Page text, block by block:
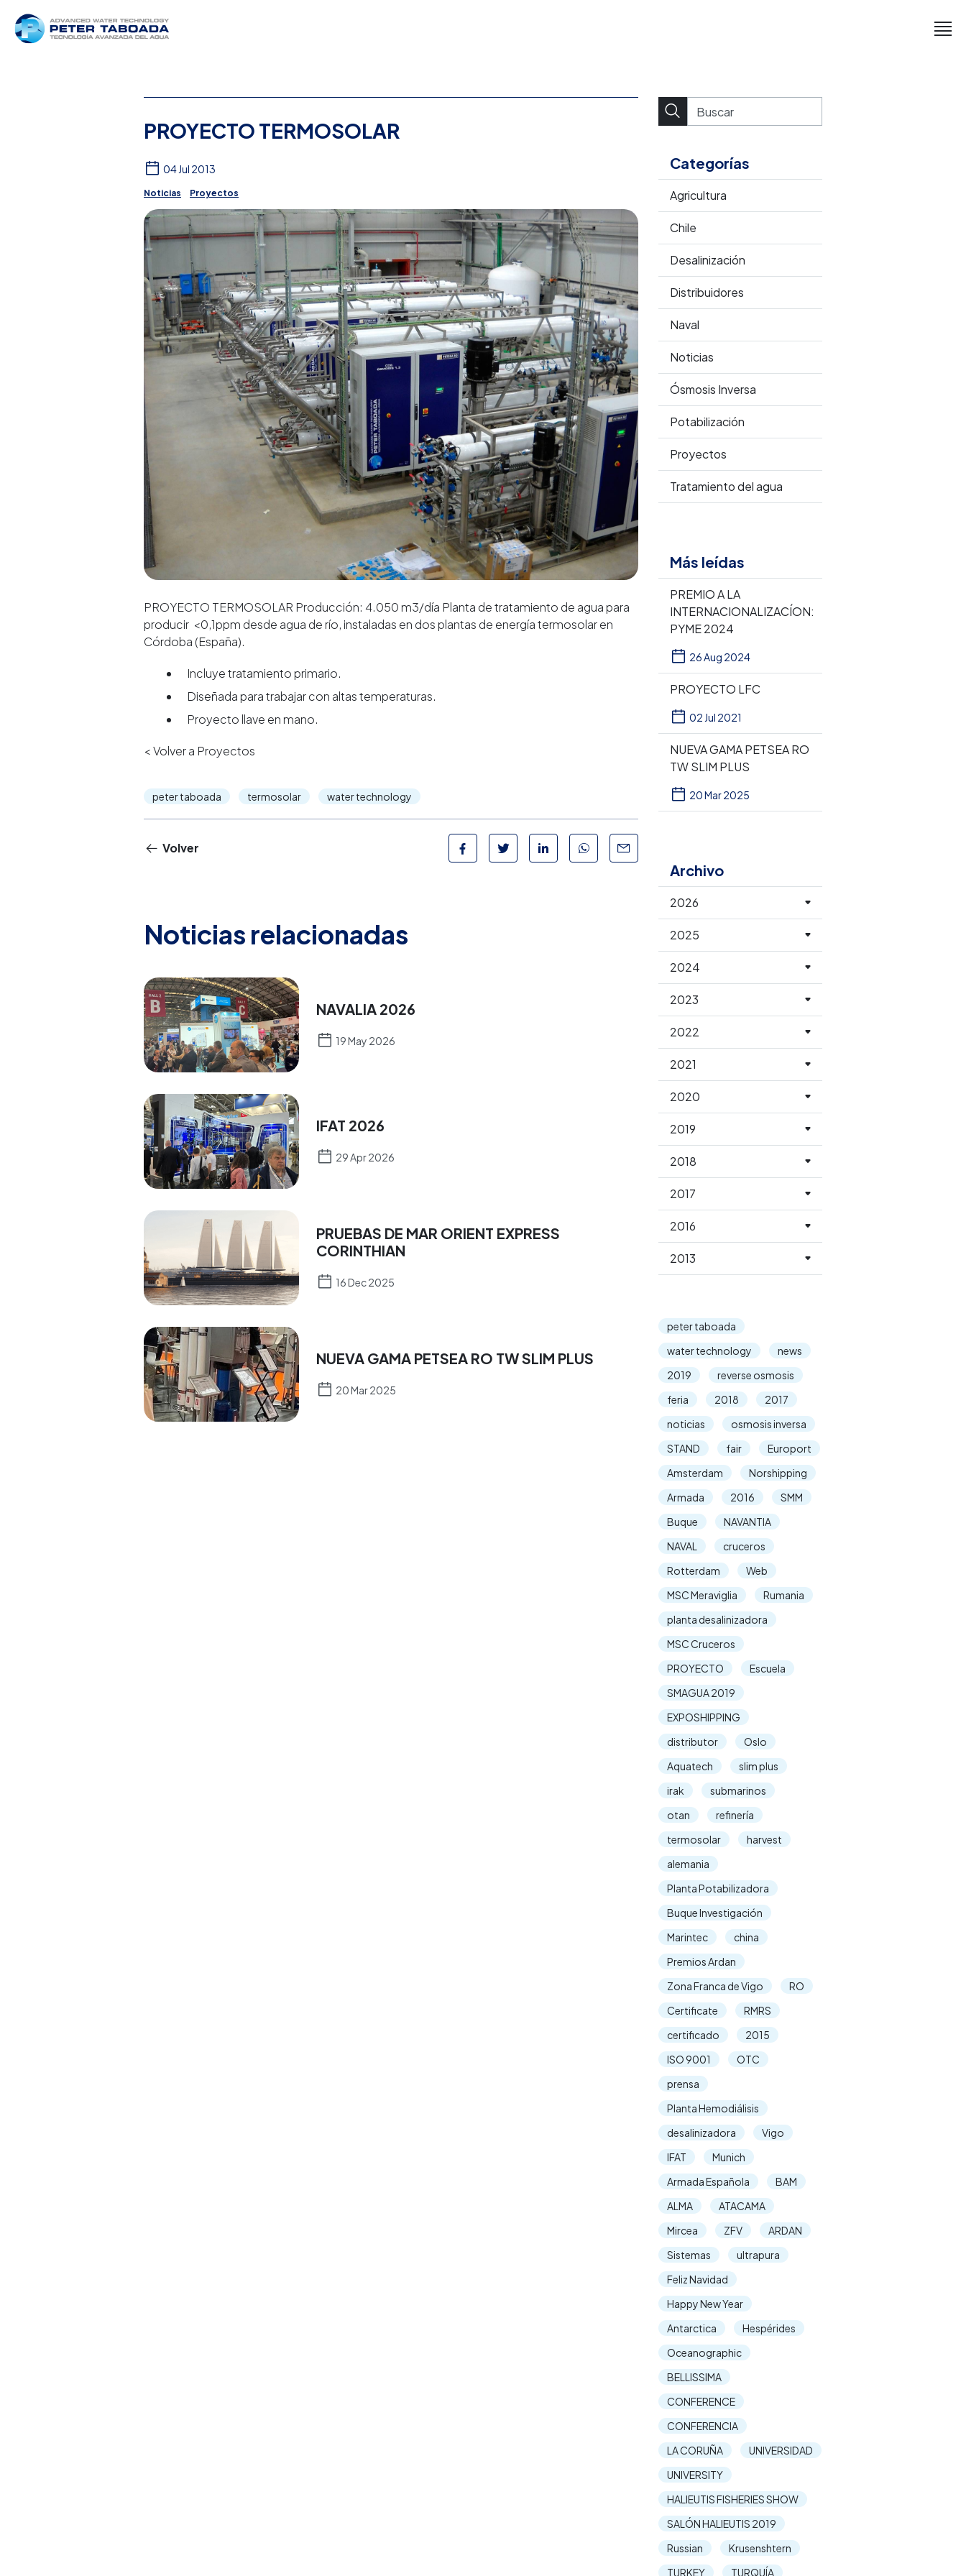
Categorías
Agricultura
Chile
Desalinización
Distribuidores
Naval
Noticias
Ósmosis Inversa
Potabilización
Proyectos
Tratamiento del agua
Más leídas
PREMIO A LA
INTERNACIONALIZACÍON:
PYME 2024
26 Aug 2024
PROYECTO LFC
02 Jul 2021
NUEVA GAMA PETSEA RO
TW SLIM PLUS
20 Mar 2025
Archivo
2026
2025
2024
2023
2022
2021
2020
2019
2018
2017
2016
2013
peter taboada
water technology
news
2019
reverse osmosis
feria
2018
2017
noticias
osmosis inversa
STAND
fair
Europort
Amsterdam
Norshipping
Armada
2016
SMM
Buque
NAVANTIA
NAVAL
cruceros
Rotterdam
Web
MSC Meraviglia
Rumania
planta desalinizadora
MSC Cruceros
PROYECTO
Escuela
SMAGUA 2019
EXPOSHIPPING
distributor
Oslo
Aquatech
slim plus
irak
submarinos
otan
refinería
termosolar
harvest
alemania
Planta Potabilizadora
Buque Investigación
Marintec
china
Premios Ardan
Zona Franca de Vigo
RO
Certificate
RMRS
certificado
2015
ISO 9001
OTC
prensa
Planta Hemodiálisis
desalinizadora
Vigo
IFAT
Munich
Armada Española
BAM
ALMA
ATACAMA
Mircea
ZFV
ARDAN
Sistemas
ultrapura
Feliz Navidad
Happy New Year
Antarctica
Hespérides
Oceanographic
BELLISSIMA
CONFERENCE
CONFERENCIA
LA CORUÑA
UNIVERSIDAD
UNIVERSITY
HALIEUTIS FISHERIES SHOW
SALÓN HALIEUTIS 2019
Russian
Krusenshtern
TURKEY
TURQUÍA
PROYECTO TERMOSOLAR
04 Jul 2013
Noticias Proyectos
PROYECTO TERMOSOLAR Producción: 4.050 m3/día Planta de tratamiento de agua para
producir <0,1ppm desde agua de río, instaladas en dos plantas de energía termosolar en
Córdoba (España).
Incluye tratamiento primario.
Diseñada para trabajar con altas temperaturas.
Proyecto llave en mano.
< Volver a Proyectos
peter taboada termosolar water technology
Volver
Noticias relacionadas
NAVALIA 2026
19 May 2026
IFAT 2026
29 Apr 2026
PRUEBAS DE MAR ORIENT EXPRESS
CORINTHIAN
16 Dec 2025
NUEVA GAMA PETSEA RO TW SLIM PLUS
20 Mar 2025